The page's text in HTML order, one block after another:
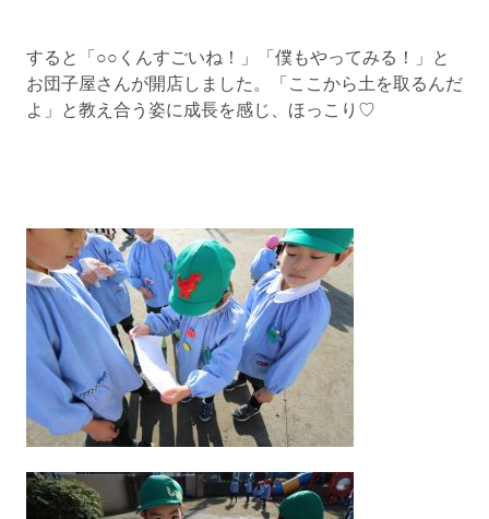
すると「○○くんすごいね！」「僕もやってみる！」と
お団子屋さんが開店しました。「ここから土を取るんだ
よ」と教え合う姿に成長を感じ、ほっこり♡